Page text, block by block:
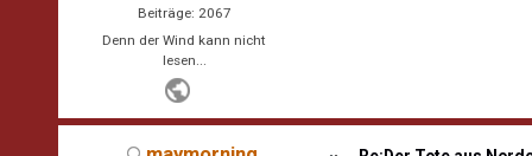
Beiträge: 2067
Denn der Wind kann nicht
lesen...